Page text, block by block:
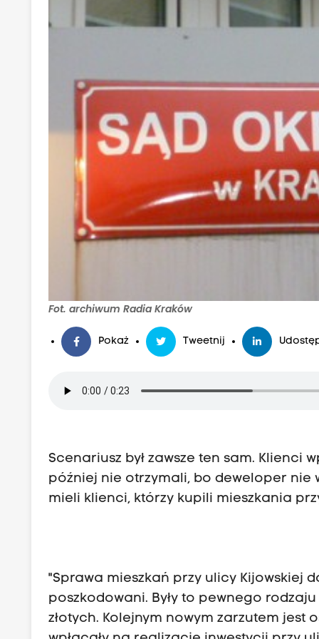
Fot. archiwum Radia Kraków
Pokaż Tweetnij
Scenariusz był zawsze ten sam. Klienci
później nie otrzymali, bo deweloper nie
mieli klienci, którzy kupili mieszkania
"Sprawa mieszkań przy ulicy Kijowskiej
poszkodowani. Były to pewnego
złotych. Kolejnym nowym zarzutem jest